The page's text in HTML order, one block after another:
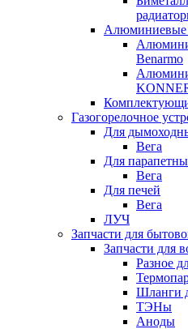
Алюминиевые
Benarmo
Газогорелочное
Для
Вега
Для
Вега
Для печей
Вега
ЛУЧ
Запчасти для
Запчасти для
Разное
Шланги
ТЭНы
Аноды